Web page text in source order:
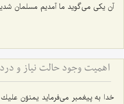
آن یكی می‌گوید ما آمدیم مسلمان
اهمیت وجود حالت نیاز و
خدا به پیغمبر می‌فرماید یمنوّن